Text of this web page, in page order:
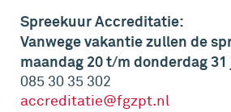
Spreekuur Accreditatie:
Vanwege vakantie zullen de
maandag 20 t/m donderdag
085 30 35 302
accreditatie@fgzpt.nl